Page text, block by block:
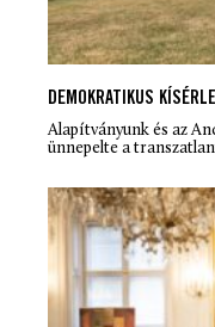
DEMOKRATIKUS
Alapítványunk és az
ünnepelte a